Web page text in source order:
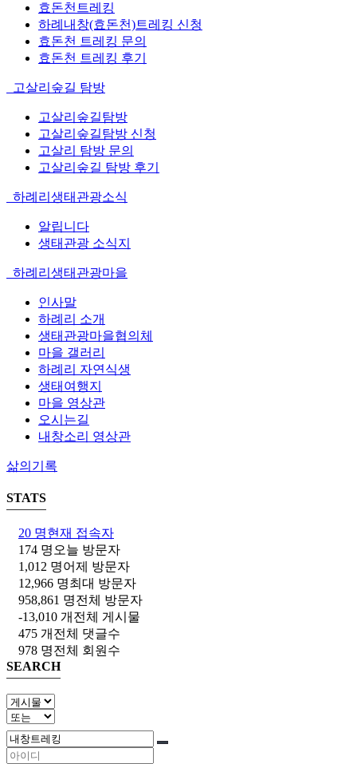
효돈천트레킹
하례내창(효돈천)트레킹 신청
효돈천 트레킹 문의
효돈천 트레킹 후기
고살리숲길 탐방
고살리숲길탐방
고살리숲길탐방 신청
고살리 탐방 문의
고살리숲길 탐방 후기
하례리생태관광소식
알립니다
생태관광 소식지
하례리생태관광마을
인사말
하례리 소개
생태관광마을협의체
마을 갤러리
하례리 자연식생
생태여행지
마을 영상관
오시는길
내창소리 영상관
삶의기록
STATS
20 명현재 접속자
174 명 오늘 방문자
1,012 명어제 방문자
12,966 명최대 방문자
958,861 명전체 방문자
-13,010 개 전체 게시물
475 개 전체 댓글수
978 명전체 회원수
SEARCH